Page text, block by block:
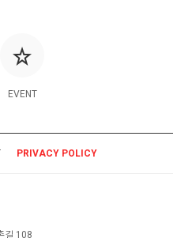
EVENT
PRIVACY POLICY
길 108